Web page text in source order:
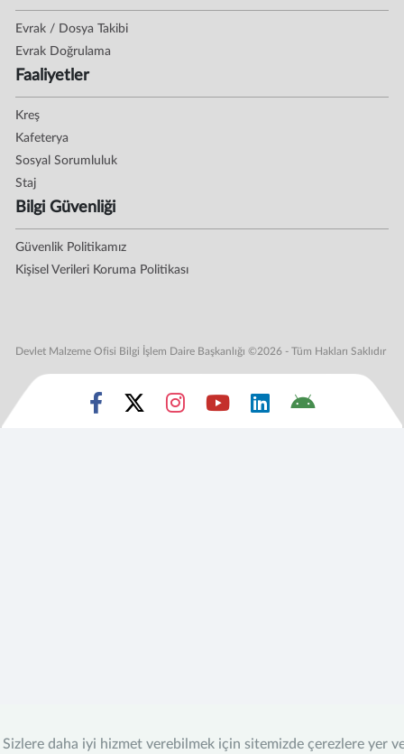
Sizlere daha iyi hizmet verebilmek için sitemizde çerezlere yer
Evrak / Dosya Takibi
Evrak Doğrulama
Faaliyetler
Kreş
Kafeterya
Sosyal Sorumluluk
Staj
Bilgi Güvenliği
Güvenlik Politikamız
Kişisel Verileri Koruma Politikası
Devlet Malzeme Ofisi Bilgi İşlem Daire Başkanlığı ©2026 - Tüm Hakları Saklıdır